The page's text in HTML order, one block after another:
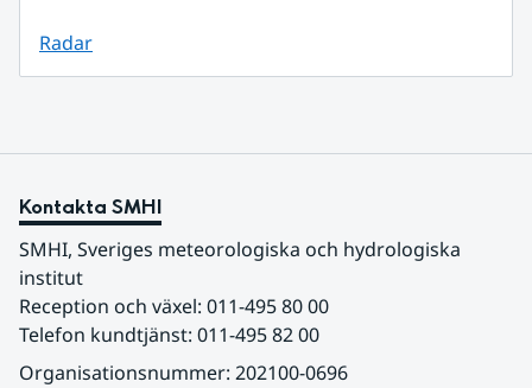
Radar
Kontakta SMHI
SMHI, Sveriges meteorologiska och hydrologiska
institut
Reception och växel: 011-495 80 00
Telefon kundtjänst: 011-495 82 00
Organisationsnummer: 202100-0696